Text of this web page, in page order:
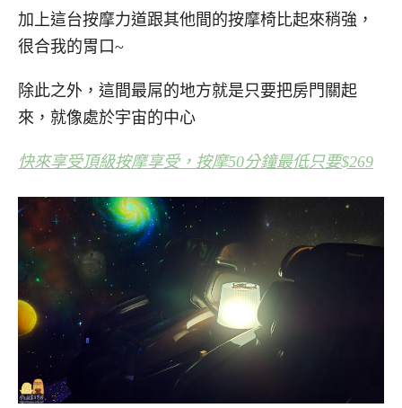
加上這台按摩力道跟其他間的按摩椅比起來稍強，
很合我的胃口~
除此之外，這間最屌的地方就是只要把房門關起
來，就像處於宇宙的中心
快來享受頂級按摩享受，按摩50分鐘最低只要$269